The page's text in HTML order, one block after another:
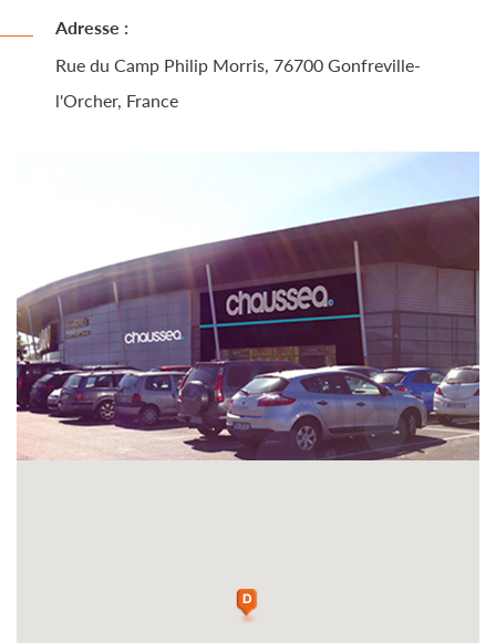
Adresse :
Rue du Camp Philip Morris, 76700 Gonfreville-
l'Orcher, France